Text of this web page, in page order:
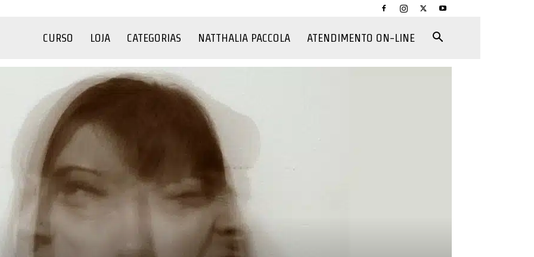
CURSO LOJA CATEGORIAS NATTHALIA PACCOLA ATENDIMENTO ON-LINE